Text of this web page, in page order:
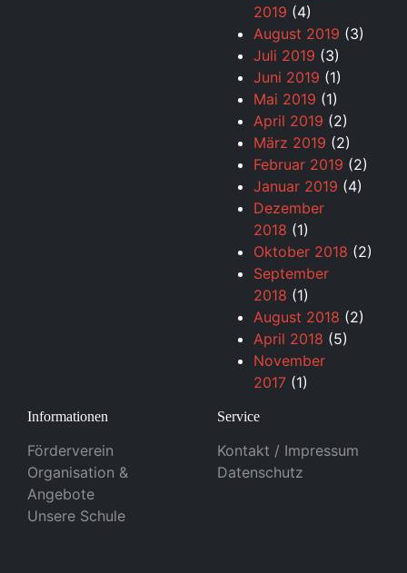
2019 (4)
August 2019 (3)
Juli 2019 (3)
Juni 2019 (1)
Mai 2019 (1)
April 2019 (2)
März 2019 (2)
Februar 2019 (2)
Januar 2019 (4)
Dezember
2018 (1)
Oktober 2018 (2)
September
2018 (1)
August 2018 (2)
April 2018 (5)
November
2017 (1)
Informationen
Förderverein
Organisation &
Angebote
Unsere Schule
Service
Kontakt / Impressum
Datenschutz